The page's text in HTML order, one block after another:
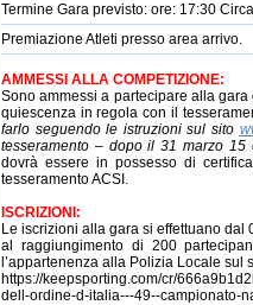
Termine Gara previsto: ore: 17:30
Premiazione Atleti presso area arrivo.
AMMESSI ALLA COMPETIZIONE:
Sono ammessi a partecipare alla
quiescenza in regola con il
farlo seguendo le istruzioni sul sito
tesseramento – dopo il 31 marzo 15
dovrà essere in possesso di
tesseramento ACSI.
ISCRIZIONI:
Le iscrizioni alla gara si effettuano dal
al raggiungimento di 200
l’appartenenza alla Polizia Locale sul
https://keepsporting.com/cr/
dell-ordine-d-italia---49--campionato-